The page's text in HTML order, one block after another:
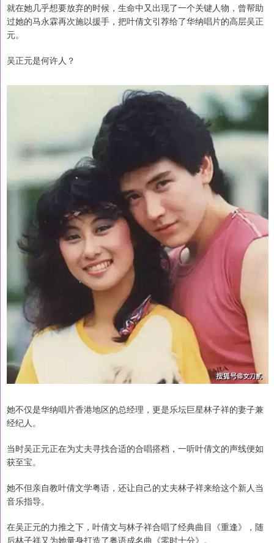
就在她几乎想要放弃的时候，生命中又出现了一个关键人物，曾帮助
过她的马永霖再次施以援手，把叶倩文引荐给了华纳唱片的高层吴正
元。
吴正元是何许人？
她不仅是华纳唱片香港地区的总经理，更是乐坛巨星林子祥的妻子兼
经纪人。
当时吴正元正在为丈夫寻找合适的合唱搭档，一听叶倩文的声线便如
获至宝。
她不但亲自教叶倩文学粤语，还让自己的丈夫林子祥来给这个新人当
音乐指导。
在吴正元的力推之下，叶倩文与林子祥合唱了经典曲目《重逢》，随
后林子祥又为她量身打造了粤语成名曲《零时十分》。